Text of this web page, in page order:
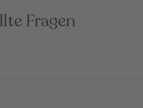
Fragen